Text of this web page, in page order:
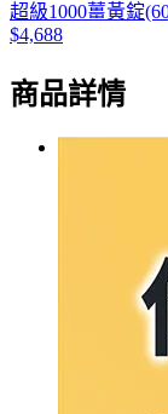
超級1000薑黃錠
$4,688
商品詳情